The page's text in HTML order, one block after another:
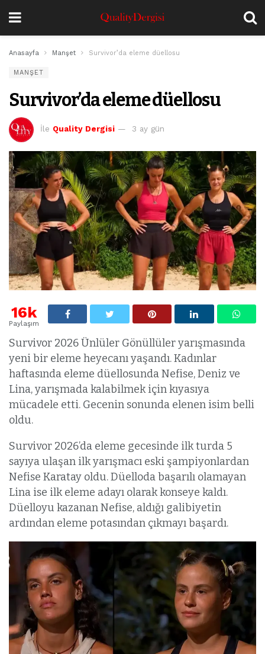
Anasayfa Manşet Survivor’da eleme düellosu
MANŞET
Survivor’da eleme düellosu
İle Quality Dergisi 3 ay gün
16k
Paylaşım
Survivor 2026 Ünlüler Gönüllüler yarışmasında
yeni bir eleme heyecanı yaşandı. Kadınlar
haftasında eleme düellosunda Nefise, Deniz ve
Lina, yarışmada kalabilmek için kıyasıya
mücadele etti. Gecenin sonunda elenen isim belli
oldu.
Survivor 2026’da eleme gecesinde ilk turda 5
sayıya ulaşan ilk yarışmacı eski şampiyonlardan
Nefise Karatay oldu. Düelloda başarılı olamayan
Lina ise ilk eleme adayı olarak konseye kaldı.
Düelloyu kazanan Nefise, aldığı galibiyetin
ardından eleme potasından çıkmayı başardı.